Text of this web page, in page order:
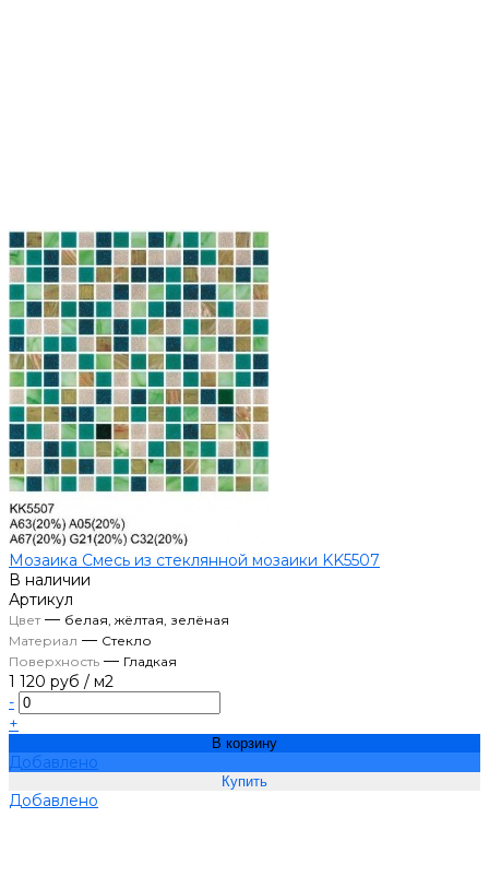
Мозаика Смесь из стеклянной мозаики KK5507
В наличии
Артикул
Цвет— белая, жёлтая, зелёная
Материал — Стекло
Поверхность — Гладкая
1 120 руб / м2
-
+
В корзину
Добавлено
Добавлено